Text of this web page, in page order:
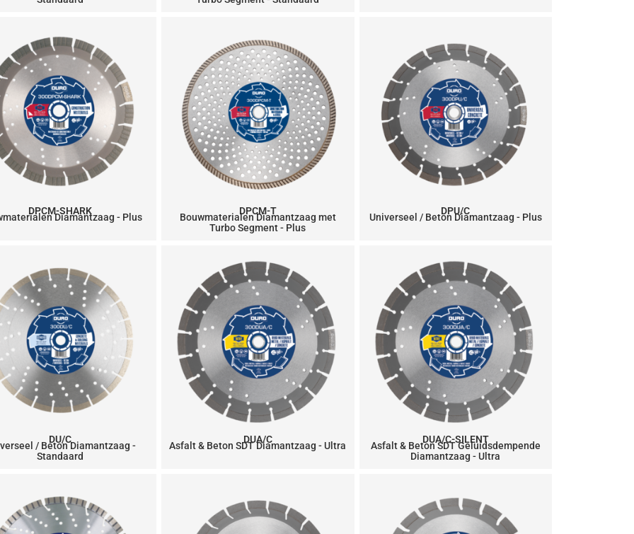
DPCM-SHARK
Diamantzaag - Plus
DPCM-T
Bouwmaterialen Diamantzaag met
Turbo Segment - Plus
DPU/C
Universeel / Beton Diamantzaag - Plus
DU/C
/ Beton Diamantzaag -
Standaard
DUA/C
Asfalt & Beton SDT Diamantzaag - Ultra
DUA/C-SILENT
Asfalt & Beton SDT Geluidsdempende
Diamantzaag - Ultra